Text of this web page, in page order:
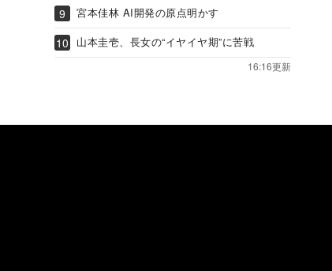
宮本佳林 AI開発の原点明かす
山本圭壱、長女の“イヤイヤ期”に苦戦
16:16更新